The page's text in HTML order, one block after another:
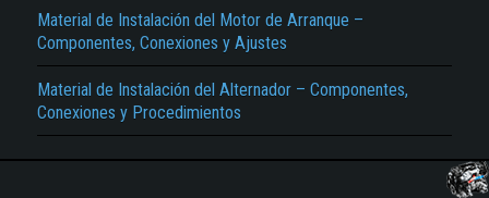
Material de Instalación del Motor de Arranque –
Componentes, Conexiones y Ajustes
Material de Instalación del Alternador – Componentes,
Conexiones y Procedimientos